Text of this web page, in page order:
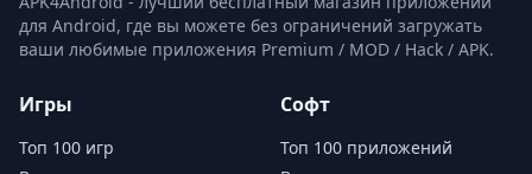
для Android, где вы можете без ограничений загружать
ваши любимые приложения Premium / MOD / Hack / APK.
Игры
Топ 100 игр
Софт
Топ 100 приложений